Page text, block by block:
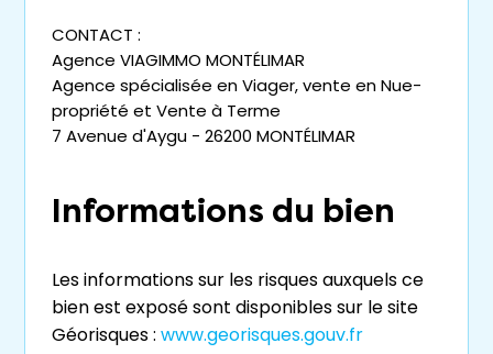
CONTACT :
Agence VIAGIMMO MONTÉLIMAR
Agence spécialisée en Viager, vente en Nue-
propriété et Vente à Terme
7 Avenue d'Aygu - 26200 MONTÉLIMAR
Informations du bien
Les informations sur les risques auxquels ce
bien est exposé sont disponibles sur le site
Géorisques : www.georisques.gouv.fr